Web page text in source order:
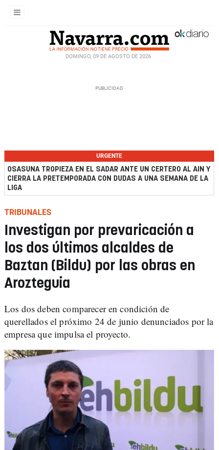
DOMINGO, 09 DE AGOSTO DE 2026
URGENTE
OSASUNA TROPIEZA EN EL SADAR ANTE UN CERTERO AL AIN Y
CIERRA LA PRETEMPORADA CON DUDAS A UNA SEMANA DE LA
LIGA
TRIBUNALES
Investigan por prevaricación a
los dos últimos alcaldes de
Baztan (Bildu) por las obras en
Arozteguia
Los dos deben comparecer en condición de
querellados el próximo 24 de junio denunciados por la
empresa que impulsa el proyecto.